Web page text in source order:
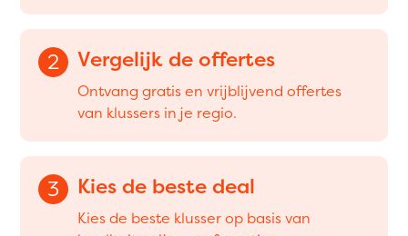
2 Vergelijk de offertes
Ontvang gratis en vrijblijvend offertes
van klussers in je regio.
3 Kies de beste deal
Kies de beste klusser op basis van